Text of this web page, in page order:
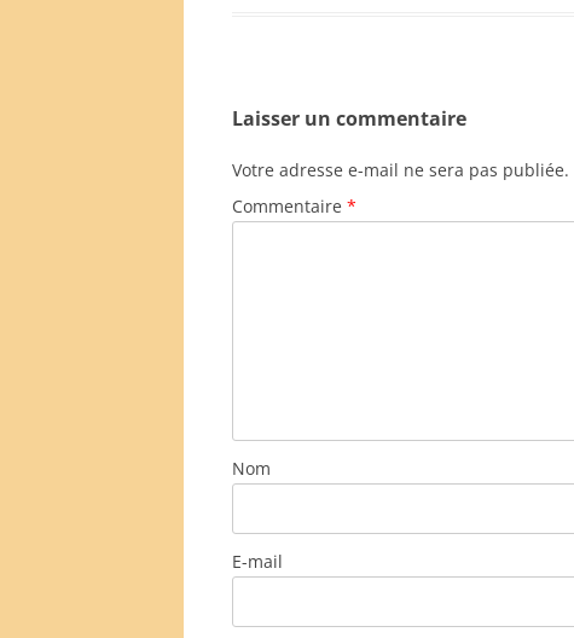
Laisser un commentaire
Votre adresse e-mail ne sera pas publiée.
Commentaire *
Nom
E-mail